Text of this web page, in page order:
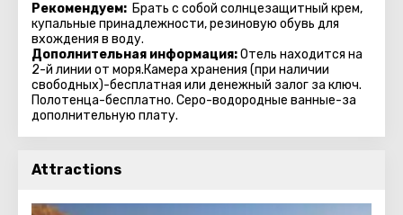
Рекомендуем: Брать с собой солнцезащитный крем,
купальные принадлежности, резиновую обувь для
вхождения в воду.
Дополнительная информация:Отель находится на
2-й линии от моря.Камера хранения (при наличии
свободных)-бесплатная или денежный залог за ключ.
Полотенца-бесплатно. Серо-водородные ванные-за
дополнительную плату.
Attractions